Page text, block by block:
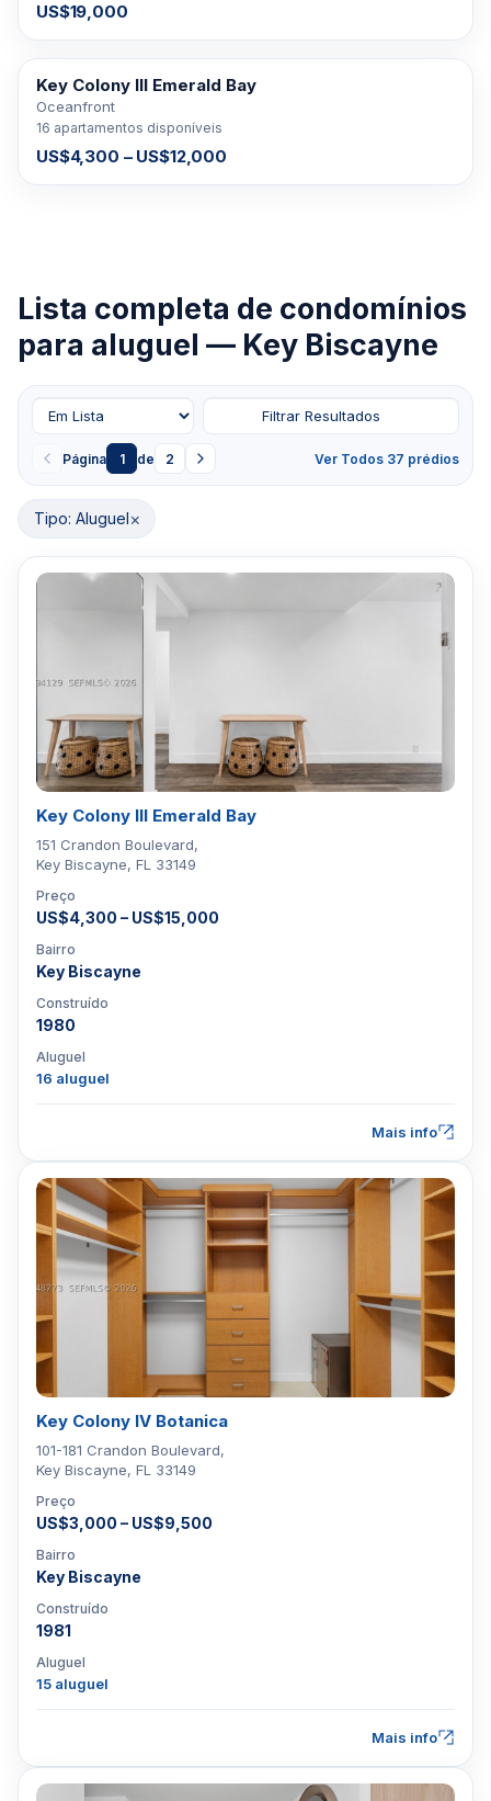
US$19,000
PARA ALUGAR
Key Colony III Emerald Bay
Oceanfront
16 apartamentos disponíveis
US$4,300 – US$12,000
Lista completa de condomínios
para aluguel — Key Biscayne
Página 1 de 2 Ver Todos 37 prédios
Filtrar Resultados
Tipo: Aluguel×
Key Colony III Emerald Bay
151 Crandon Boulevard,
Key Biscayne, FL 33149
Preço
US$4,300 – US$15,000
Bairro
Key Biscayne
Construído
1980
Aluguel
16 aluguel
Mais info
Key Colony IV Botanica
101-181 Crandon Boulevard,
Key Biscayne, FL 33149
Preço
US$3,000 – US$9,500
Bairro
Key Biscayne
Construído
1981
Aluguel
15 aluguel
Mais info